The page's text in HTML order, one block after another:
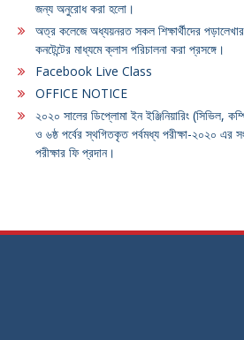
জন্য অনুরোধ করা হলো।
অত্র কলেজে অধ্যয়নরত সকল শিক্ষার্থীদের পড়ালেখার
কনটেন্টের মাধ্যমে ক্লাস পরিচালনা করা প্রসঙ্গে।
Facebook Live Class
OFFICE NOTICE
২০২০ সালের ডিপ্লোমা ইন ইঞ্জিনিয়ারিং (সিভিল,
ও ৬ষ্ঠ পর্বের স্থগিতকৃত পর্বমধ্য পরীক্ষা-২০২০ এর
পরীক্ষার ফি প্রদান।